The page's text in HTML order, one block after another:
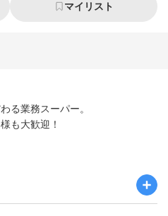
マイリスト
る業務スーパー。
も大歓迎！